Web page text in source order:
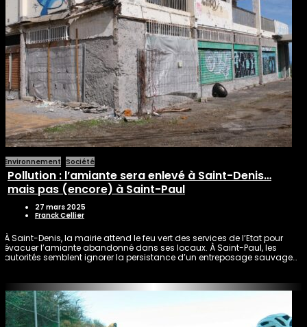
Environnement Société
Pollution : l’amiante sera enlevé à Saint-Denis…
mais pas (encore) à Saint-Paul
27 mars 2025
Franck Cellier
À Saint-Denis, la mairie attend le feu vert des services de l’Etat pour
évacuer l’amiante abandonné dans ses locaux. À Saint-Paul, les
autorités semblent ignorer la persistance d’un entreposage sauvage…